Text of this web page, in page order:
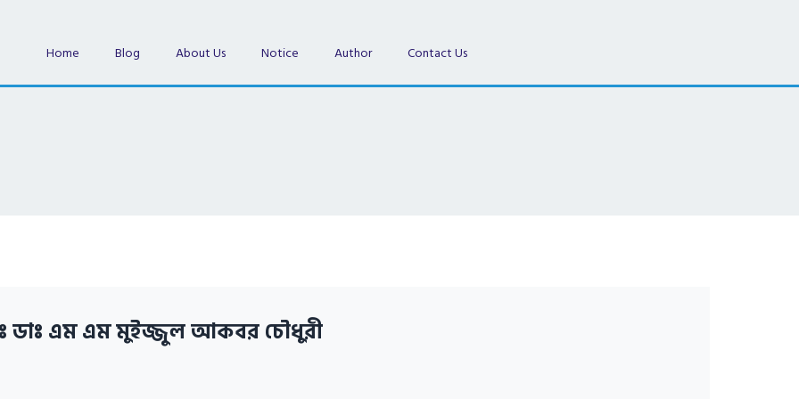
Home Blog About Us Notice Author Contact Us
ডাঃ এম এম মুইজ্জুল আকবর চৌধুরী